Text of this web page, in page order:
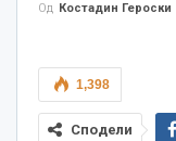
Од Костадин Героски
1,398
Сподели